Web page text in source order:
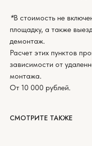
*В стоимость не
площадку, а также
демонтаж.
Расчет этих пунктов
зависимости от
монтажа.
От 10 000 рублей.
СМОТРИТЕ ТАКЖЕ